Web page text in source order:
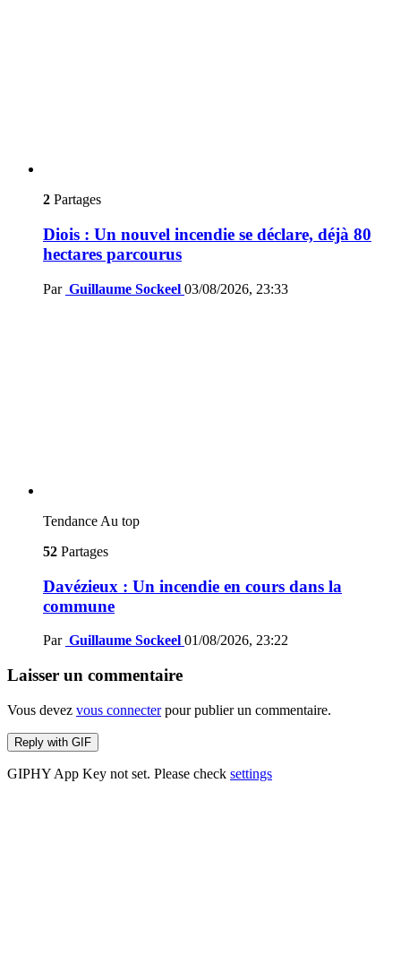
2 Partages
Diois : Un nouvel incendie se déclare, déjà 80
hectares parcourus
Par Guillaume Sockeel 03/08/2026, 23:33
Tendance Au top
52 Partages
Davézieux : Un incendie en cours dans la
commune
Par Guillaume Sockeel 01/08/2026, 23:22
Laisser un commentaire
Vous devez vous connecterpour publier un commentaire.
Reply with GIF
GIPHY App Key not set. Please check settings